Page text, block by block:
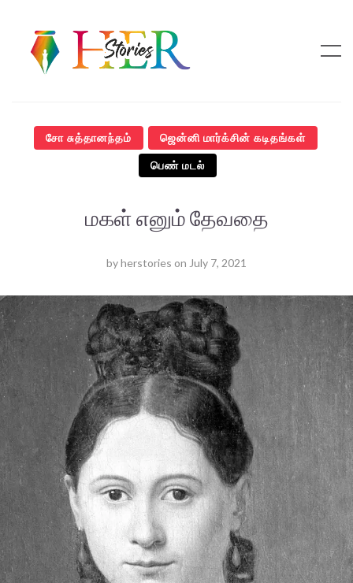
சோ சுத்தானந்தம் ஜென்னி மார்க்சின் கடிதங்கள்
பெண் மடல்
மகள் எனும் தேவதை
byherstories on July 7, 2021